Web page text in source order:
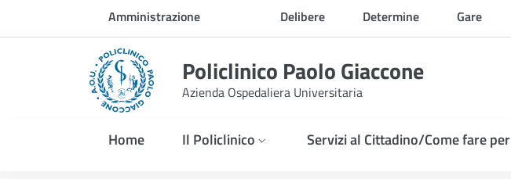
Skip to Main ContentAmministrazione
trasparente
Delibere Determine Gare
Policlinico Paolo Giaccone
Azienda Ospedaliera Universitaria
Home Il Policlinico Servizi al Cittadino/Come fare per